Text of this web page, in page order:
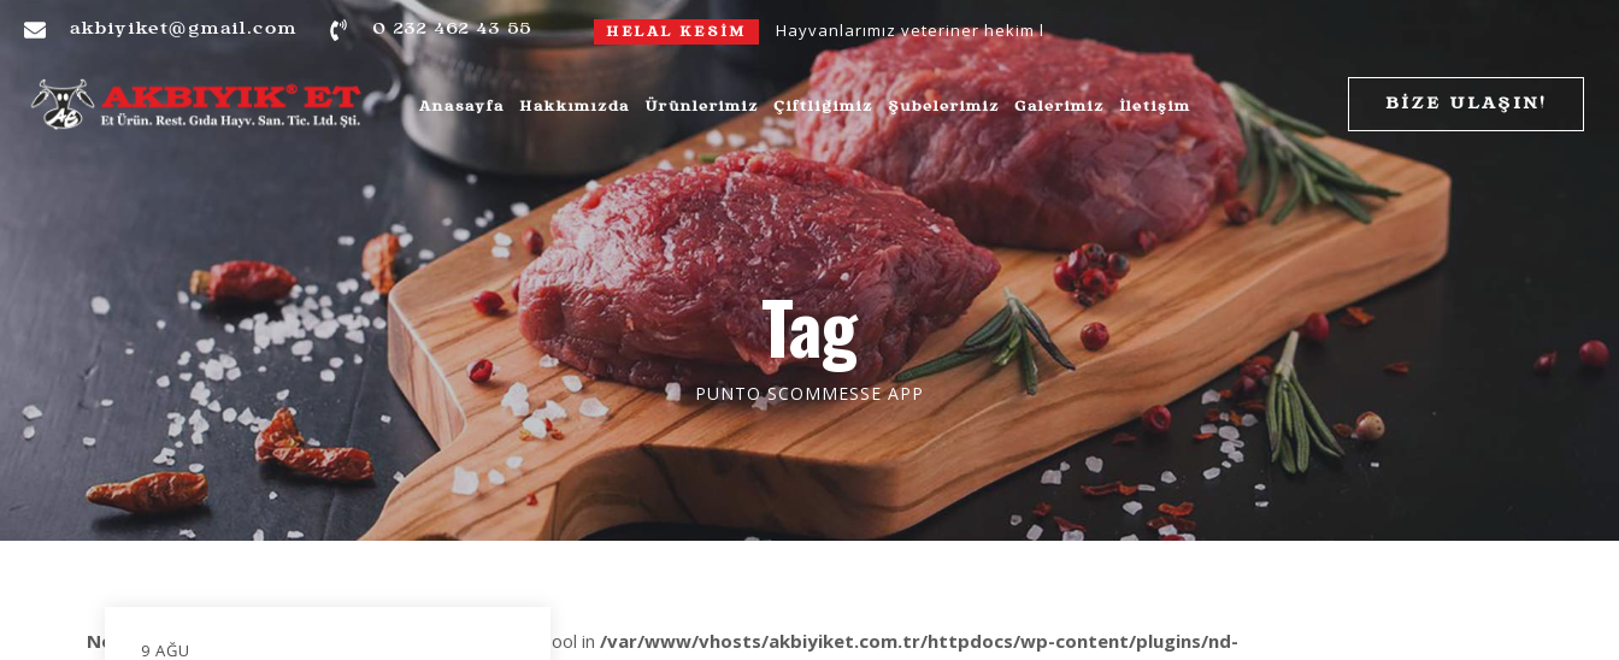
akbiyiket@gmail.com 0 232 462 43 55 HELAL KESİM Hayvanlarımız veteriner hekim kontrolünde yetiştirilerek İSLAMİ kurallara uygun olarak kesilmektedir.
Anasayfa Hakkımızda Ürünlerimiz Çiftliğimiz Şubelerimiz Galerimiz İletişim BİZE ULAŞIN!
Tag
PUNTO SCOMMESSE APP
Notice: Trying to access array offset on value of type bool in /var/www/vhosts/akbiyiket.com.tr/httpdocs/wp-content/plugins/nd-
9 AĞU